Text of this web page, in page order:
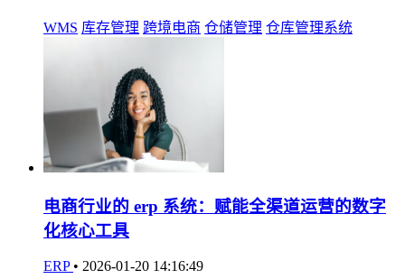
WMS 库存管理 跨境电商 仓储管理 仓库管理系统
电商行业的 erp 系统：赋能全渠道运营的数字
化核心工具
ERP • 2026-01-20 14:16:49